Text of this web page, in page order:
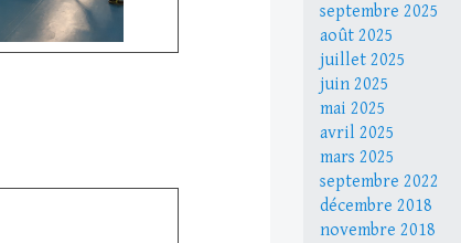
septembre 2025
août 2025
juillet 2025
juin 2025
mai 2025
avril 2025
mars 2025
septembre 2022
décembre 2018
novembre 2018